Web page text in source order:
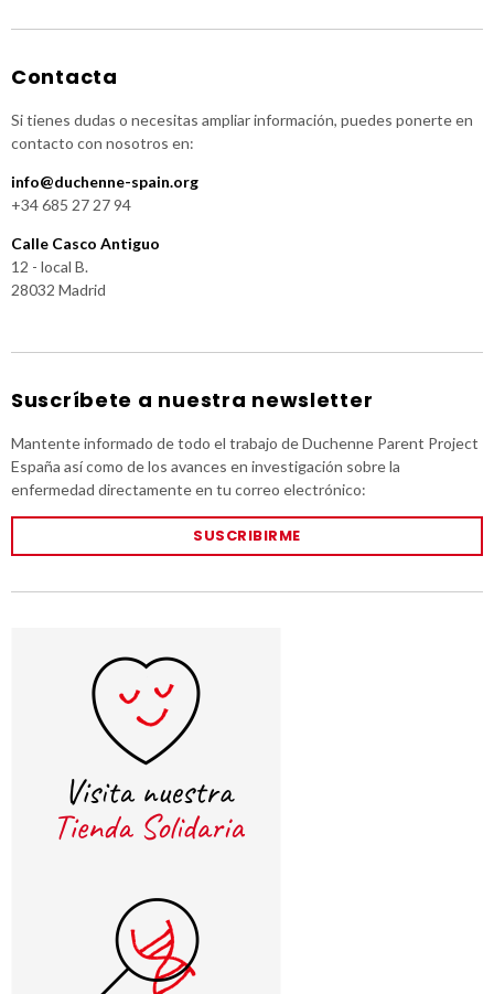
Contacta
Si tienes dudas o necesitas ampliar información, puedes ponerte en
contacto con nosotros en:
info@duchenne-spain.org
+34 685 27 27 94
Calle Casco Antiguo
12 - local B.
28032 Madrid
Suscríbete a nuestra newsletter
Mantente informado de todo el trabajo de Duchenne Parent Project
España así como de los avances en investigación sobre la
enfermedad directamente en tu correo electrónico:
SUSCRIBIRME